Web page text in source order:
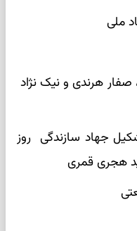
صفار هرندی و نیک نژاد
جهاد سازندگی روز
هجری قمری